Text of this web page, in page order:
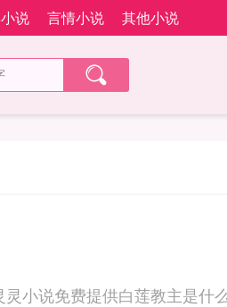
说 言情小说 其他小说
小说免费提供白莲教主是什